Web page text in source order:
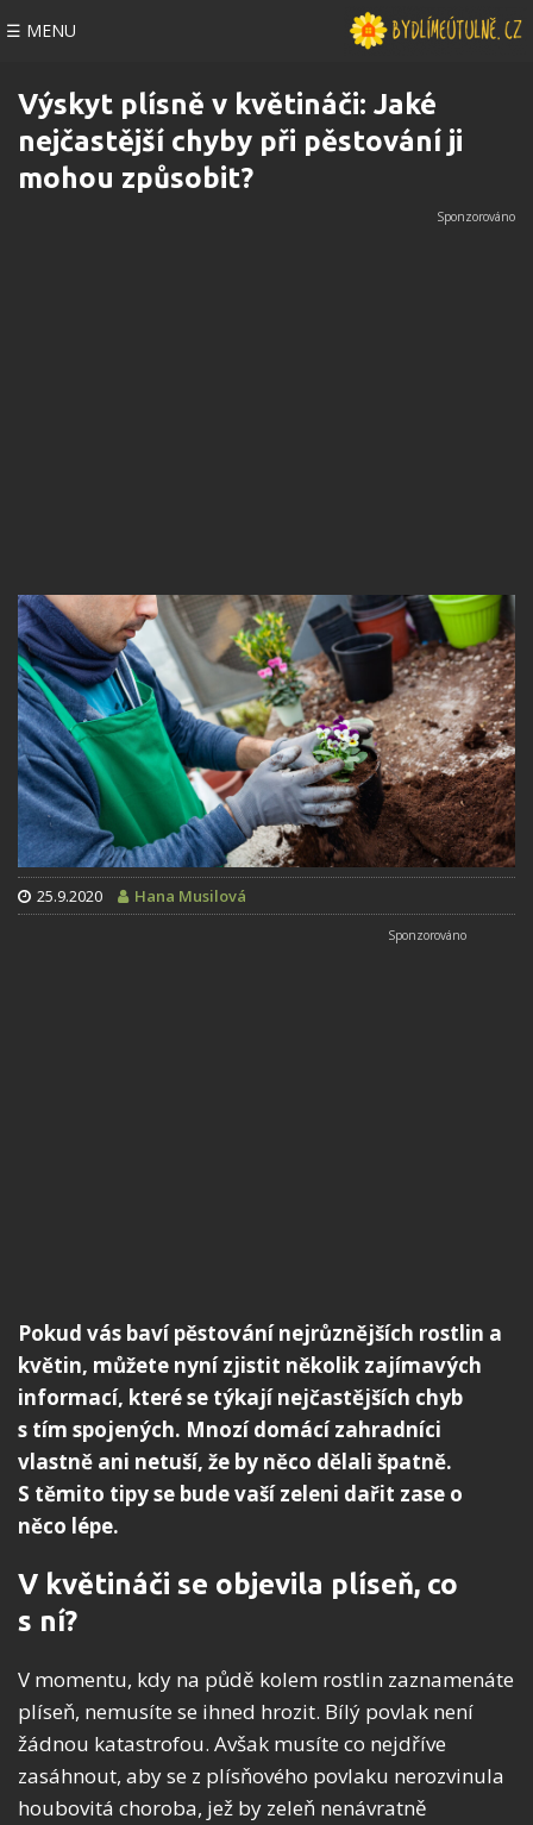
☰ MENU
Výskyt plísně v květináči: Jaké
nejčastější chyby při pěstování ji
mohou způsobit?
25.9.2020 Hana Musilová
Pokud vás baví pěstování nejrůznějších rostlin a
květin, můžete nyní zjistit několik zajímavých
informací, které se týkají nejčastějších chyb
s tím spojených. Mnozí domácí zahradníci
vlastně ani netuší, že by něco dělali špatně.
S těmito tipy se bude vaší zeleni dařit zase o
něco lépe.
V květináči se objevila plíseň, co
s ní?
V momentu, kdy na půdě kolem rostlin zaznamenáte
plíseň, nemusíte se ihned hrozit. Bílý povlak není
žádnou katastrofou. Avšak musíte co nejdříve
zasáhnout, aby se z plísňového povlaku nerozvinula
houbovitá choroba, jež by zeleň nenávratně